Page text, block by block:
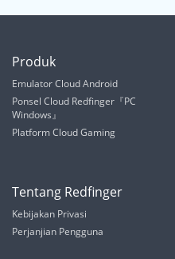
Produk
Emulator Cloud Android
Ponsel Cloud Redfinger『PC
Windows』
Platform Cloud Gaming
Tentang Redfinger
Kebijakan Privasi
Perjanjian Pengguna